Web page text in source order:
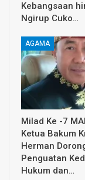
Kebangsaan
Ngirup Cuko…
AGAMA
Milad Ke -7
Ketua Bakum
Herman
Penguatan
Hukum dan…